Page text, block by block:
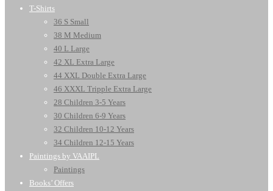
T-Shirts
36 S Small
38 M Medium
40 L Large
42 XL Extra Large
44 XXL Double Extra Large
46 XXXL Tripple Extra Large
28 Children 3-5 Years
30 Children 6-9 Years
32 Children 10-12 Years
34 Children 12-15 Years
Paintings by VAAIPL
Paintings
Books’ Offers